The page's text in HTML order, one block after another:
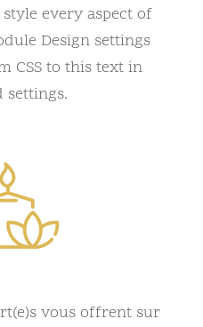
every aspect of
Design settings
CSS to this text in
settings.
vous offrent sur